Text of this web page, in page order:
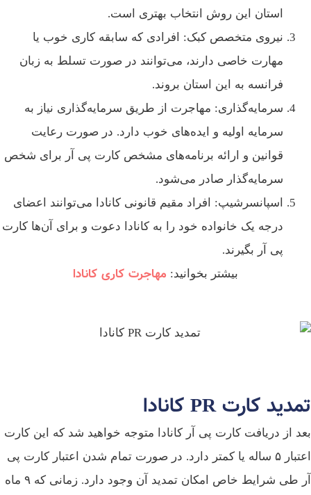
استان این روش انتخاب بهتری است.
نیروی متخصص کبک: افرادی که سابقه کاری خوب یا
مهارت خاصی دارند، می‌توانند در صورت تسلط به زبان
فرانسه به این استان بروند.
سرمایه‌گذاری: مهاجرت از طریق سرمایه‌گذاری نیاز به
سرمایه اولیه و ‌ایده‌های خوب دارد. در صورت رعایت
قوانین و ارائه برنامه‌های مشخص کارت پی آر برای شخص
سرمایه‌گذار صادر می‌شود.
اسپانسرشیپ: افراد مقیم قانونی کانادا می‌توانند اعضای
درجه یک خانواده خود را به کانادا دعوت و برای آن‌ها کارت
پی آر بگیرند.
بیشتر بخوانید: مهاجرت کاری کانادا
تمدید کارت PR کانادا
بعد از دریافت کارت پی آر کانادا متوجه خواهید شد که ‌این کارت
اعتبار ۵ ساله یا کمتر دارد. در صورت تمام شدن اعتبار کارت پی
آر طی شرایط خاص امکان تمدید آن وجود دارد. زمانی که ۹ ماه